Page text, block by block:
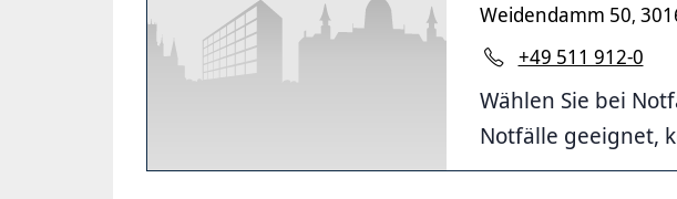
Weidendamm 50,
+49 511 912-0
Wählen Sie bei
Notfälle geeignet,